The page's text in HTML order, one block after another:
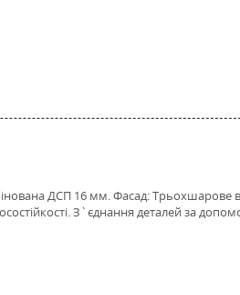
ДСП 16 мм. Фасад:
З`єднання деталей за